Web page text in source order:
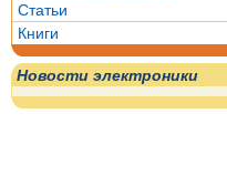
Статьи
Книги
Новости электроники